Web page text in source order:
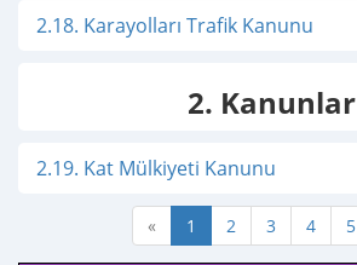
2.18. Karayolları Trafik Kanunu
2. Kanunlar
2.19. Kat Mülkiyeti Kanunu
« 1 2 3 4 5